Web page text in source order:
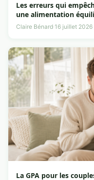
Les erreurs qui
une alimentation
Claire Bénard·16 juillet 2026
La GPA pour les